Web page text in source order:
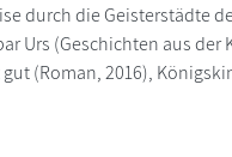
durch die Geisterstädte
Urs (Geschichten aus der
(Roman, 2016),